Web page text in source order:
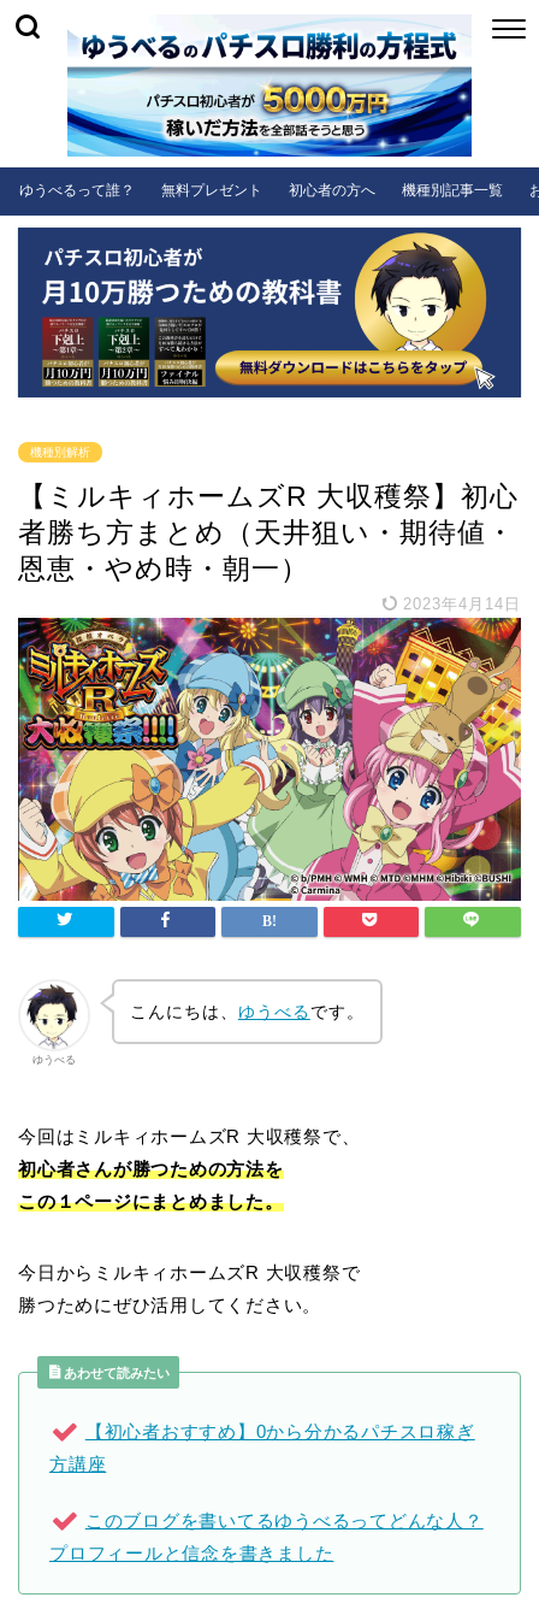
ゆうべるって誰？ 無料プレゼント 初心者の方へ 機種別記事一覧
機種別解析
【ミルキィホームズR 大収穫祭】初心
者勝ち方まとめ（天井狙い・期待値・
恩恵・やめ時・朝一）
2023年4月14日
ゆうべる
こんにちは、 ゆうべるです。
今回はミルキィホームズR 大収穫祭で、
初心者さんが勝つための方法を
この１ページにまとめました。
今日からミルキィホームズR 大収穫祭で
勝つためにぜひ活用してください。
あわせて読みたい
【初心者おすすめ】0から分かるパチスロ稼ぎ
方講座
このブログを書いてるゆうべるってどんな人？
プロフィールと信念を書きました